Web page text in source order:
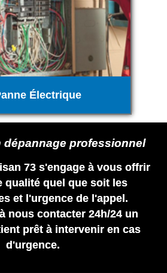
Électrique
dépannage professionnel
73 s'engage à vous offrir
qualité quel que soit les
et l'urgence de l'appel.
nous contacter 24h/24 un
prêt à intervenir en cas
d'urgence.